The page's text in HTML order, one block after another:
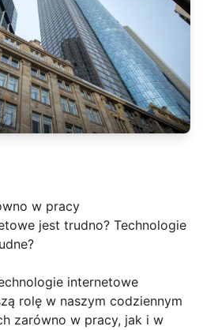
w pracy
jest trudno? Technologie
internetowe
rolę w naszym codziennym
zarówno w pracy, jak i w